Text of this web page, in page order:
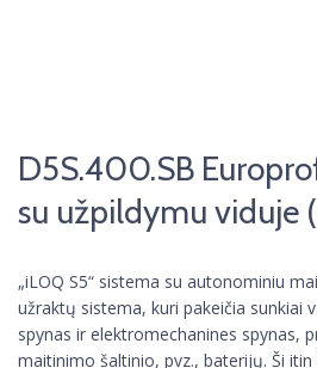
D5S.400.SB
su užpildymu
„iLOQ S5“ sistema su autonominiu
užraktų sistema, kuri pakeičia sunkiai
spynas ir elektromechanines spynas,
maitinimo šaltinio, pvz., baterijų. Ši